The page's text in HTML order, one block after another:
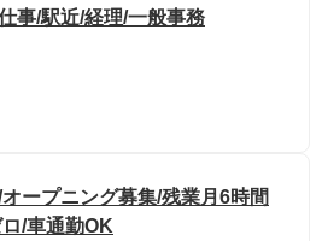
事/駅近/経理/一般事務
ープニング募集/残業月6時間
/車通勤OK